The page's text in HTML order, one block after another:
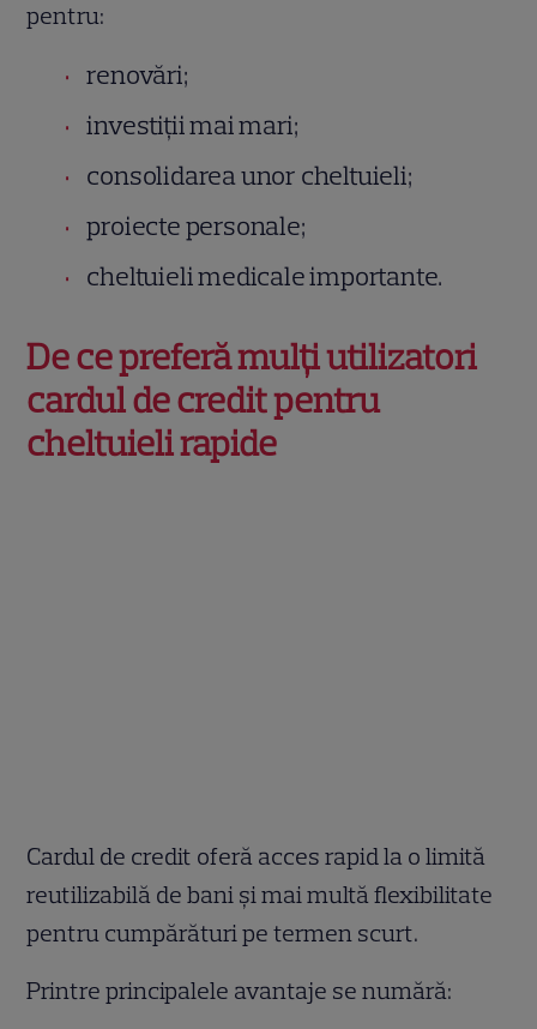
pentru:
renovări;
investiții mai mari;
consolidarea unor cheltuieli;
proiecte personale;
cheltuieli medicale importante.
De ce preferă mulți utilizatori
cardul de credit pentru
cheltuieli rapide
Cardul de credit oferă acces rapid la o limită
reutilizabilă de bani și mai multă flexibilitate
pentru cumpărături pe termen scurt.
Printre principalele avantaje se numără: